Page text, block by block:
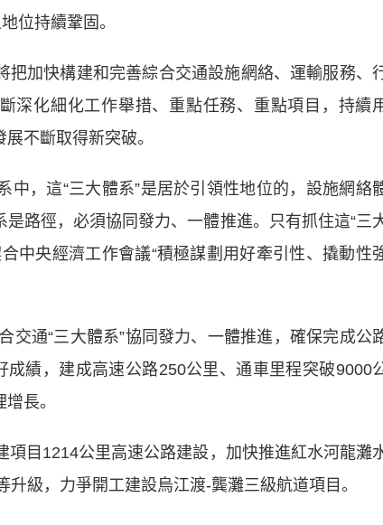
位持續鞏固。
加快構建和完善綜合交通設施網絡、運輸服務、
深化細化工作舉措、重點任務、重點項目，持續
不斷取得新突破。
，這“三大體系”是居於引領性地位的，設施網絡
路徑，必須協同發力、一體推進。只有抓住這“三
中央經濟工作會議“積極謀劃用好牽引性、撬動性
通“三大體系”協同發力、一體推進，確保完成公
績，建成高速公路250公里、通車里程突破9000
長。
目1214公里高速公路建設，加快推進紅水河龍灘
級，力爭開工建設烏江渡-龔灘三級航道項目。